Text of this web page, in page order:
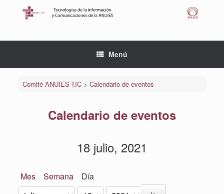
Menú
Comité ANUIES-TIC> Calendario de eventos
Calendario de eventos
18 julio, 2021
Mes Semana Día